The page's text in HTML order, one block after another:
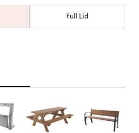
Full Lid